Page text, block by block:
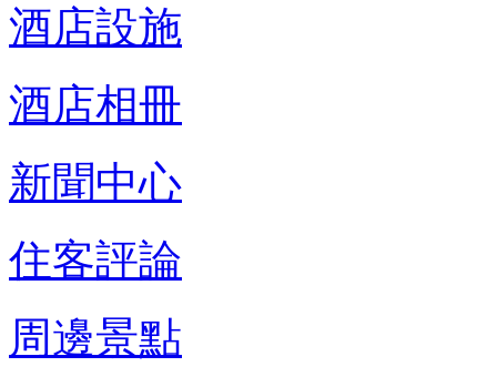
酒店設施
酒店相冊
新聞中心
住客評論
周邊景點